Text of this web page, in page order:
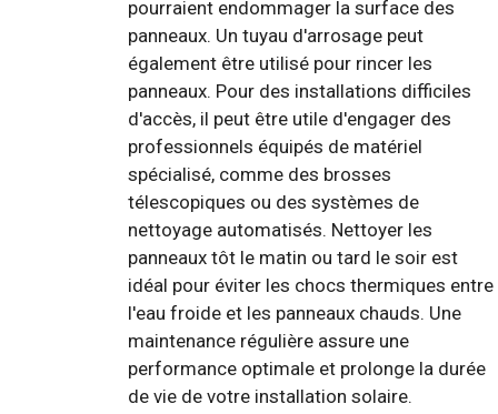
pourraient endommager la surface des
panneaux. Un tuyau d'arrosage peut
également être utilisé pour rincer les
panneaux. Pour des installations difficiles
d'accès, il peut être utile d'engager des
professionnels équipés de matériel
spécialisé, comme des brosses
télescopiques ou des systèmes de
nettoyage automatisés. Nettoyer les
panneaux tôt le matin ou tard le soir est
idéal pour éviter les chocs thermiques entre
l'eau froide et les panneaux chauds. Une
maintenance régulière assure une
performance optimale et prolonge la durée
de vie de votre installation solaire.